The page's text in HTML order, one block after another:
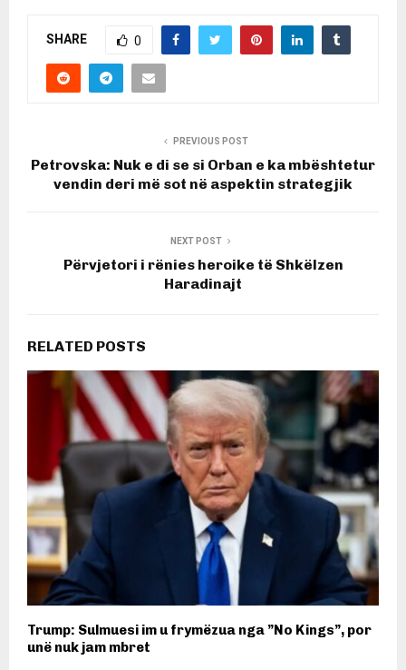
SHARE 0
PREVIOUS POST
Petrovska: Nuk e di se si Orban e ka mbështetur
vendin deri më sot në aspektin strategjik
NEXT POST
Përvjetori i rënies heroike të Shkëlzen
Haradinajt
RELATED POSTS
Trump: Sulmuesi im u frymëzua nga ”No Kings”, por
unë nuk jam mbret